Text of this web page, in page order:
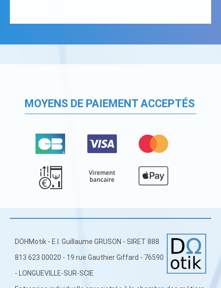
MOYENS DE PAIEMENT ACCEPTÉS
DOHMotik - E.I. Guillaume GRUSON - SIRET 888
813 623 00020 - 19 rue Gauthier Giffard - 76590
- LONGUEVILLE-SUR-SCIE